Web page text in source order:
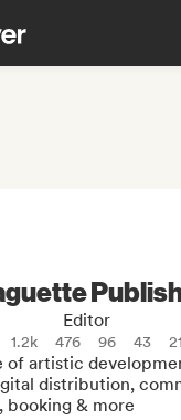
Editor
1.2k 476 96 43 21
of artistic
distribution,
booking & more